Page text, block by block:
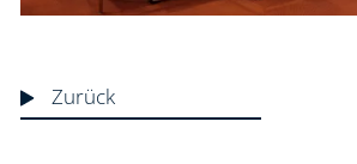
Zurück